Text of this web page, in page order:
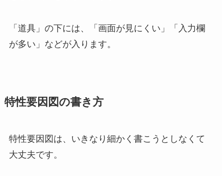
「道具」の下には、「画面が見にくい」「入力欄
が多い」などが入ります。
特性要因図の書き方
特性要因図は、いきなり細かく書こうとしなくて
大丈夫です。